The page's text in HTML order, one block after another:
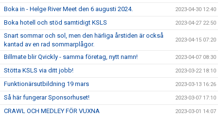
Boka in - Helge River Meet den 6 augusti 2024. 2023-04-30 12:40
Boka hotell och stöd samtidigt KSLS 2023-04-27 22:50
Snart sommar och sol, men den härliga årstiden är också
kantad av en rad sommarplågor.
2023-04-15 07:20
Billmate blir Qvickly - samma företag, nytt namn! 2023-04-07 08:30
Stötta KSLS via ditt jobb! 2023-03-22 18:10
Funktionärsutbildning 19 mars 2023-03-13 16:26
Så här fungerar Sponsorhuset! 2023-03-07 17:10
CRAWL OCH MEDLEY FÖR VUXNA 2023-03-01 14:07